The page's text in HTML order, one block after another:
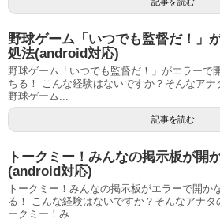
野球ゲーム「いつでも監督だ！」
処法(android対応)
野球ゲーム「いつでも監督だ！」がエラーで
ちる！ こんな経験はないですか？そんなア
野球ゲーム...
記事を読む
トークミー！みんなの掲示板が開
(android対応)
トークミー！みんなの掲示板がエラーで開か
る！ こんな経験はないですか？そんなアナタ
ークミー！み...